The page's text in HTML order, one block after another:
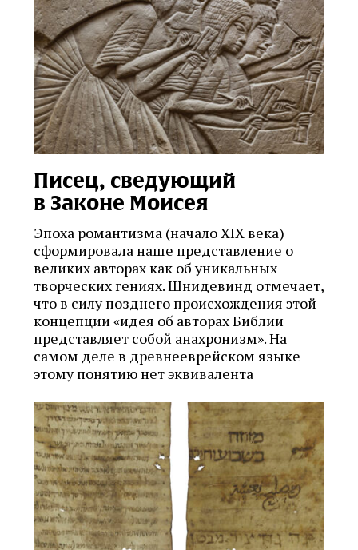
Писец, сведующий
в Законе Моисея
Эпоха романтизма (начало XIX века)
сформировала наше представление о
великих авторах как об уникальных
творческих гениях. Шнидевинд отмечает,
что в силу позднего происхождения этой
концепции «идея об авторах Библии
представляет собой анахронизм». На
самом деле в древнееврейском языке
этому понятию нет эквивалента